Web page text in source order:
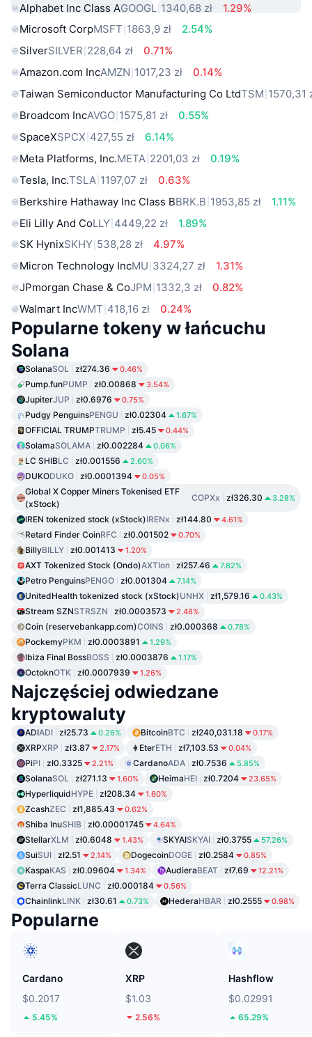
Alphabet Inc Class AGOOGL 1340,68 zł
1.29%
Microsoft CorpMSFT 1863,9 zł
2.54%
SilverSILVER 228,64 zł
0.71%
Amazon.com IncAMZN 1017,23 zł
0.14%
Taiwan Semiconductor Manufacturing Co LtdTSM 1570,31
Broadcom IncAVGO 1575,81 zł
0.55%
SpaceXSPCX 427,55 zł
6.14%
Meta Platforms, Inc.META 2201,03 zł
0.19%
Tesla, Inc.TSLA 1197,07 zł
0.63%
Berkshire Hathaway Inc Class BBRK.B 1953,85 zł
1.11%
Eli Lilly And CoLLY 4449,22 zł
1.89%
SK HynixSKHY 538,28 zł
4.97%
Micron Technology IncMU 3324,27 zł
1.31%
JPmorgan Chase & CoJPM 1332,3 zł
0.82%
Walmart IncWMT 418,16 zł 0.24%
Popularne tokeny w łańcuchu
Solana
SolanaSOL zł274.36 0.46%
Pump.funPUMP zł0.00868 3.54%
JupiterJUP zł0.6976 0.75%
Pudgy PenguinsPENGU zł0.02304 1.67%
OFFICIAL TRUMPTRUMP zł5.45 0.44%
SolamaSOLAMA zł0.002284 0.06%
LC SHIBLC zł0.001556 2.60%
DUKODUKO zł0.0001394 0.05%
Global X Copper Miners Tokenised ETF
(xStock)
COPXx zł326.30 3.28%
IREN tokenized stock (xStock)IRENx zł144.80 4.61%
Retard Finder CoinRFC zł0.001502 0.70%
BillyBILLY zł0.001413 1.20%
AXT Tokenized Stock (Ondo)AXTIon zł257.46 7.82%
Petro PenguinsPENGO zł0.001304 7.14%
UnitedHealth tokenized stock (xStock)UNHX zł1,579.16 0.43%
Stream SZNSTRSZN zł0.0003573 2.48%
Coin (reservebankapp.com)COINS zł0.000368 0.78%
PockemyPKM zł0.0003891 1.29%
Ibiza Final BossBOSS zł0.0003876 1.17%
OctoknOTK zł0.0007939 1.26%
Najczęściej odwiedzane
kryptowaluty
ADIADI zł25.73 0.26% BitcoinBTC zł240,031.18 0.17%
XRPXRP zł3.87 2.17% EterETH zł7,103.53 0.04%
PiPI zł0.3325 2.21% CardanoADA zł0.7536 5.85%
SolanaSOL zł271.13 1.60% HeimaHEI zł0.7204 23.65%
HyperliquidHYPE zł208.34 1.60%
ZcashZEC zł1,885.43 0.62%
Shiba InuSHIB zł0.00001745 4.64%
StellarXLM zł0.6048 1.43% SKYAISKYAI zł0.3755 57.26%
SuiSUI zł2.51 2.14% DogecoinDOGE zł0.2584 0.85%
KaspaKAS zł0.09604 1.34% AudieraBEAT zł7.69 12.21%
Terra ClassicLUNC zł0.000184 0.56%
ChainlinkLINK zł30.61 0.73% HederaHBAR zł0.2555 0.98%
Popularne
Cardano
$0.2017
5.45%
XRP
$1.03
2.56%
Hashflow
$0.02991
65.29%